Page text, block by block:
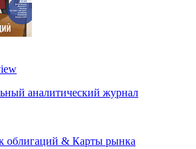
аналитический журнал